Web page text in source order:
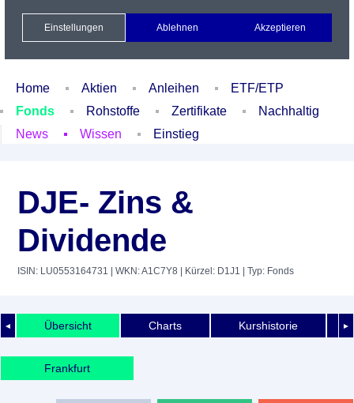
Xetra Realtime
Watchlist Portfolio Login
Home Aktien Anleihen
ETF/ETP
Fonds
Rohstoffe Zertifikate
Nachhaltig
News
Wissen Einstieg
DJE- Zins &
Dividende
ISIN: LU0553164731 | WKN: A1C7Y8 | Kürzel: D1J1 | Typ: Fonds
◄ ►
Übersicht Charts Kurshistorie
Frankfurt
Einstellungen Ablehnen Akzeptieren